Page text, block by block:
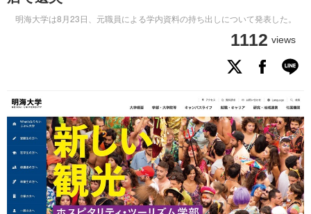
明海大学は8月23日、元職員による学内資料の持ち出しについて発表した。
1112 views